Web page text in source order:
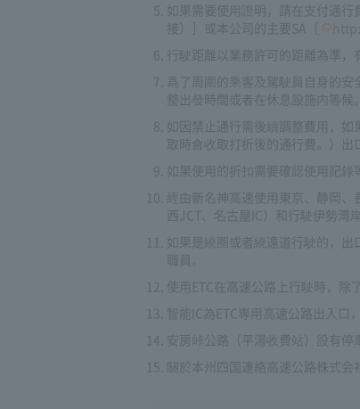
如果需要使用證明，請在支付通
接）］或本公司的主要SA［
行駛距離以業務許可的距離為準，
爲了周圍的乘客及駕駛員自身的
整出發時間或者在休息設施内等候。
如因禁止通行需後續調整費用，
取時會收取打折後的通行費。）出
如果使用的折扣需要確認使用記錄
經由新名神高速使用東京、静岡
西JCT、名古屋IC）和行駛伊勢湾
如果是繞圈或者繞遠道行駛的，
職員。
使用ETC在高速公路上行駛時，除
智能IC為ETC専用高速公路出入口
安房峠公路（平湯收費站）設有停
關於本州四国連絡高速公路株式